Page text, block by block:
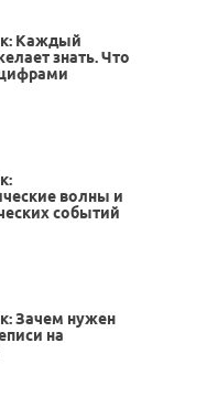
Каждый
знать. Что
цифрами
волны и
событий
Зачем нужен
на